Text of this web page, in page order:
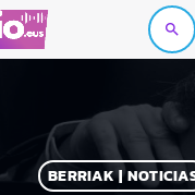
search
BERRIAK |